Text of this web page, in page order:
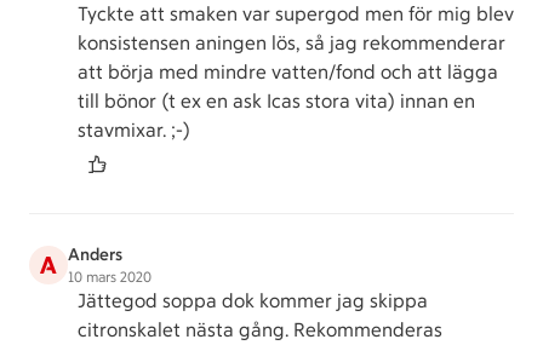
Tyckte att smaken var supergod men för mig blev
konsistensen aningen lös, så jag rekommenderar
att börja med mindre vatten/fond och att lägga
till bönor (t ex en ask Icas stora vita) innan en
stavmixar. ;-)
A Anders
10 mars 2020
Jättegod soppa dok kommer jag skippa
citronskalet nästa gång. Rekommenderas